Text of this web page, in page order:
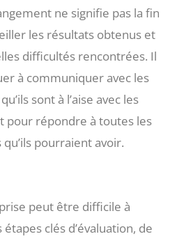
ne signifie pas la fin
les résultats obtenus et
difficultés rencontrées. Il
à communiquer avec les
sont à l’aise avec les
pour répondre à toutes les
pourraient avoir.
peut être difficile à
clés d’évaluation, de